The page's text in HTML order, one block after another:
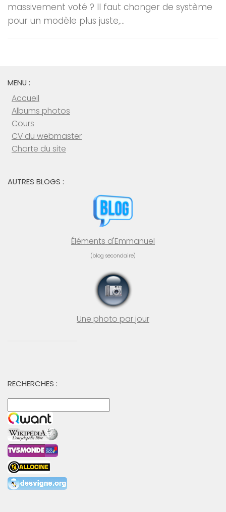
massivement voté ? Il faut changer de système
pour un modèle plus juste,...
MENU :
Accueil
Albums photos
Cours
CV du webmaster
Charte du site
AUTRES BLOGS :
Éléments d'Emmanuel
(blog secondaire)
Une photo par jour
RECHERCHES :